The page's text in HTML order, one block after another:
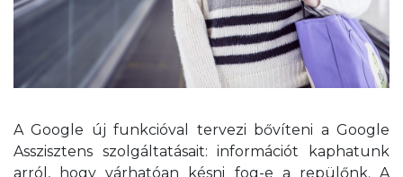
A Google új funkcióval tervezi bővíteni a Google
Asszisztens szolgáltatásait: információt kaphatunk
arról, hogy várhatóan késni fog-e a repülőnk. A